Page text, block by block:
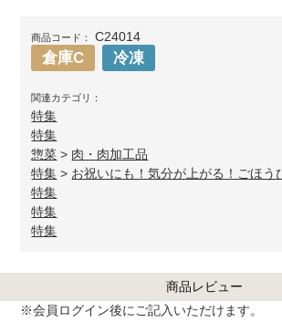
商品コード： C24014
倉庫C 冷凍
関連カテゴリ：
特集
特集
惣菜 > 肉・肉加工品
特集 > お祝いにも！気分が上がる！ごほう
特集
特集
特集
商品レビュー
※会員ログイン後にご記入いただけます。